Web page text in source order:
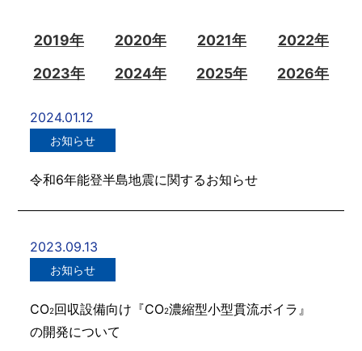
2019年 2020年 2021年
2022年
2023年
2024年 2025年 2026年
2024.01.12
お知らせ
令和6年能登半島地震に関するお知らせ
2023.09.13
お知らせ
CO2回収設備向け『CO2濃縮型小型貫流ボイラ』
の開発について